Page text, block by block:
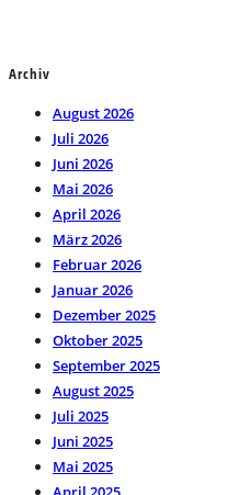
Archiv
August 2026
Juli 2026
Juni 2026
Mai 2026
April 2026
März 2026
Februar 2026
Januar 2026
Dezember 2025
Oktober 2025
September 2025
August 2025
Juli 2025
Juni 2025
Mai 2025